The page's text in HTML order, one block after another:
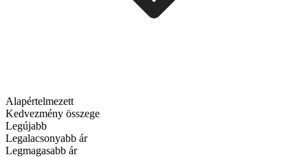
Alapértelmezett
Kedvezmény összege
Legújabb
Legalacsonyabb ár
Legmagasabb ár